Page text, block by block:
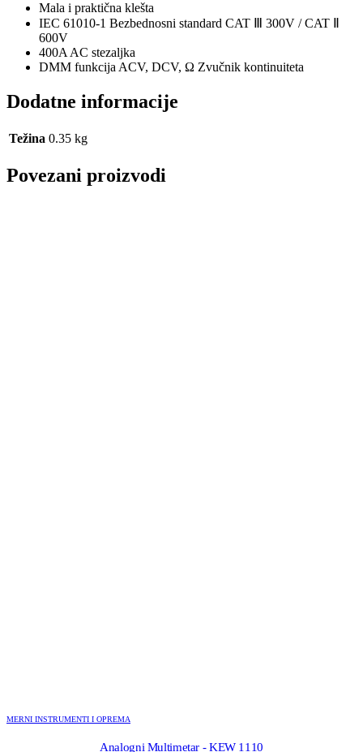
Mala i praktična klešta
IEC 61010-1 Bezbednosni standard CAT Ⅲ 300V / CAT Ⅱ
600V
400A AC stezaljka
DMM funkcija ACV, DCV, Ω Zvučnik kontinuiteta
Dodatne informacije
Težina 0.35 kg
Povezani proizvodi
MERNI INSTRUMENTI I OPREMA
Analogni Multimetar - KEW 1110